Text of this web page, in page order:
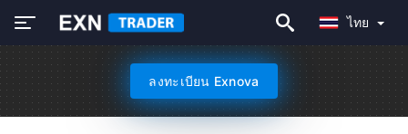
ไทย
ลงทะเบียน Exnova